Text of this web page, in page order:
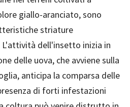
giallo-aranciato, sono
striature
dell'insetto inizia in
delle uova, che avviene sulla
anticipa la comparsa delle
di forti infestazioni